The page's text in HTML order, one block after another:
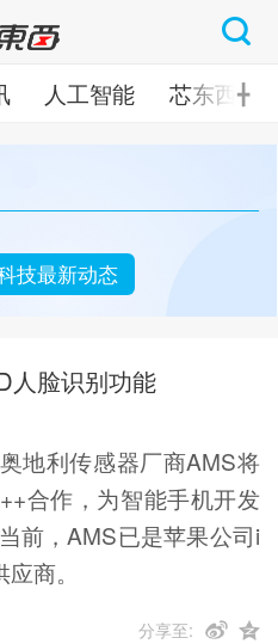
人工智能 芯东西 ╋
技最新动态
人脸识别功能
地利传感器厂商AMS将
合作，为智能手机开发
前，AMS已是苹果公司i
商。
分享至: